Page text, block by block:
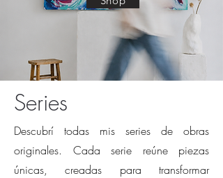
Series
Descubrí todas mis series de obras
originales. Cada serie reúne piezas
únicas, creadas para transformar